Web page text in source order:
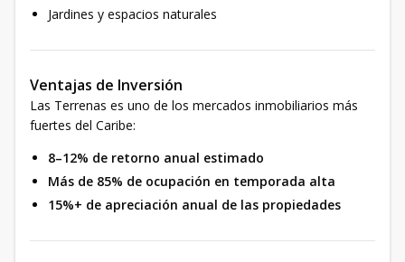
Jardines y espacios naturales
Ventajas de Inversión
Las Terrenas es uno de los mercados inmobiliarios más
fuertes del Caribe:
8–12% de retorno anual estimado
Más de 85% de ocupación en temporada alta
15%+ de apreciación anual de las propiedades